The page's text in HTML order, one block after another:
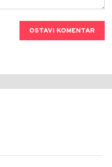
OSTAVI KOMENTAR